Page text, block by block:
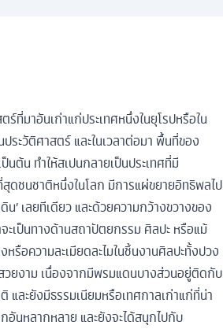
ที่มาอันเก่าแก่ประเทศหนึ่งในยุโรปหรือใน
ะวัติศาสตร์ และในเวลาต่อมา พื้นที่ของ
ต้น ทำให้สเปนกลายเป็นประเทศที่มี
ดชนชาติหนึ่งในโลก มีการแผ่ขยายอิทธิพลไป
เลยทีเดียว และด้วยความกว้างขวางของ
เป็นทางด้านสถาปัตยกรรม ศิลปะ หรือแม้
อความละเมียดละไมในชิ้นงานศิลปะทั้งปวง
วยงาม เนื่องจากมีพรมแดนบางส่วนอยู่ติดกับ
ะยังมีธรรมเนียมหรือเทศกาลเก่าแก่ที่น่า
นหลากหลาย และยังจะได้สนุกไปกับ